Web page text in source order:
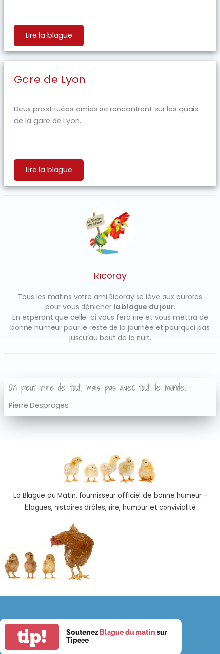
Lire la blague
Gare de Lyon
Deux prostituées amies se rencontrent sur les quais
de la gare de Lyon...
Lire la blague
Ricoray
Tous les matins votre ami Ricoray se lève aux aurores
pour vous dénicher la blague du jour.
En espérant que celle-ci vous fera rire et vous mettra de
bonne humeur pour le reste de la journée et pourquoi pas
jusqu’au bout de la nuit.
On peut rire de tout, mais pas avec tout le monde.
Pierre Desproges
La Blague du Matin, fournisseur officiel de bonne humeur -
blagues, histoires drôles, rire, humour et convivialité
tip! Soutenez Blague du matin sur
Tipeee